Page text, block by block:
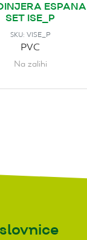
ESPANA
SET ISE_P
SKU: VISE_P
PVC
Na zalihi